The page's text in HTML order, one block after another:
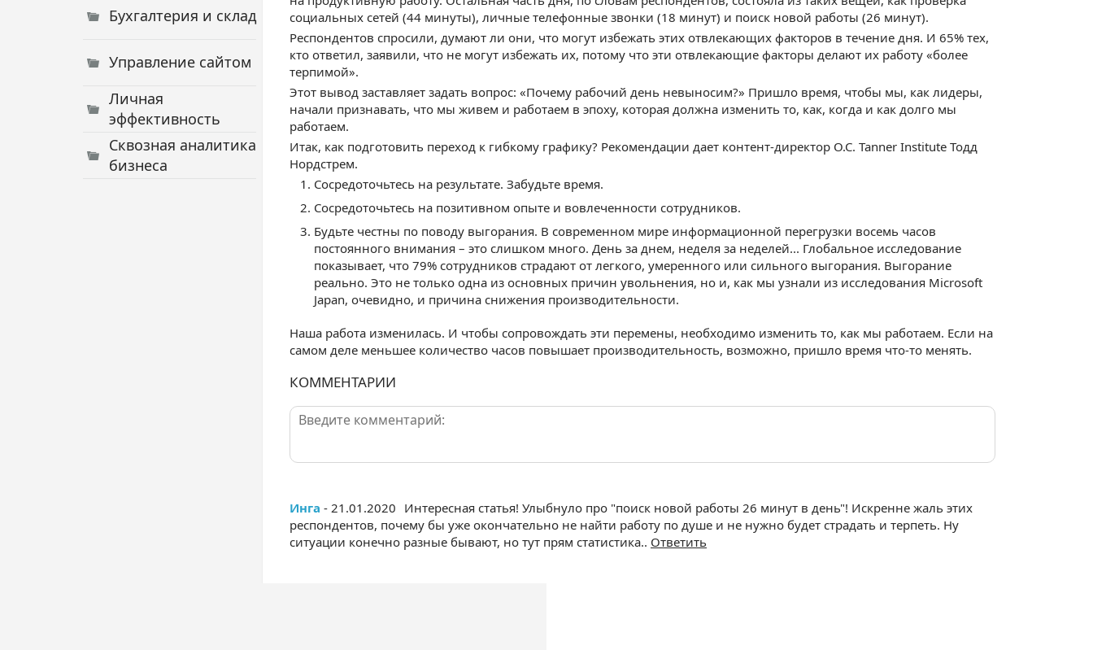
Бухгалтерия и склад
Управление сайтом
Личная
эффективность
Сквозная аналитика
бизнеса
социальных сетей (44 минуты), личные телефонные звонки (18 минут) и поиск новой работы (26 минут).
Респондентов спросили, думают ли они, что могут избежать этих отвлекающих факторов в течение дня. И 65% тех,
кто ответил, заявили, что не могут избежать их, потому что эти отвлекающие факторы делают их работу «более
терпимой».
Этот вывод заставляет задать вопрос: «Почему рабочий день невыносим?» Пришло время, чтобы мы, как лидеры,
начали признавать, что мы живем и работаем в эпоху, которая должна изменить то, как, когда и как долго мы
работаем.
Итак, как подготовить переход к гибкому графику? Рекомендации дает контент-директор O.C. Tanner Institute Тодд
Нордстрем.
Сосредоточьтесь на результате. Забудьте время.
Сосредоточьтесь на позитивном опыте и вовлеченности сотрудников.
Будьте честны по поводу выгорания. В современном мире информационной перегрузки восемь часов
постоянного внимания – это слишком много. День за днем, неделя за неделей... Глобальное исследование
показывает, что 79% сотрудников страдают от легкого, умеренного или сильного выгорания. Выгорание
реально. Это не только одна из основных причин увольнения, но и, как мы узнали из исследования Microsoft
Japan, очевидно, и причина снижения производительности.
Наша работа изменилась. И чтобы сопровождать эти перемены, необходимо изменить то, как мы работаем. Если на
самом деле меньшее количество часов повышает производительность, возможно, пришло время что-то менять.
КОММЕНТАРИИ
Инга - 21.01.2020 Интересная статья! Улыбнуло про "поиск новой работы 26 минут в день"! Искренне жаль этих
респондентов, почему бы уже окончательно не найти работу по душе и не нужно будет страдать и терпеть. Ну
ситуации конечно разные бывают, но тут прям статистика.. Ответить